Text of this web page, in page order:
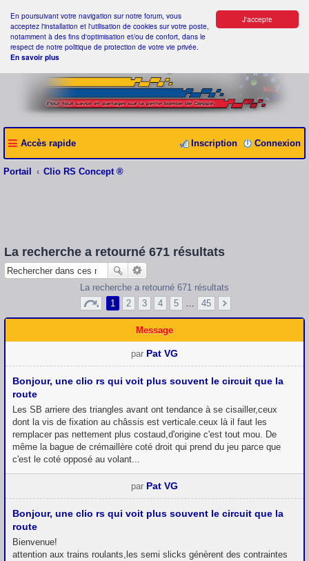
J'accepte
En poursuivant votre navigation sur notre forum, vous
acceptez l'installation et l'utilisation de cookies sur votre poste,
notamment à des fins d'optimisation et/ou de confort, dans le
respect de notre politique de protection de votre vie privée.
En savoir plus
Accès rapide Connexion
Inscription
Portail Clio RS Concept ®
La recherche a retourné 671 résultats
La recherche a retourné 671 résultats
1
2 3 4 5 … 45
Message
par Pat VG
Bonjour, une clio rs qui voit plus souvent le circuit que la
route
Les SB arriere des triangles avant ont tendance à se cisailler,ceux
dont la vis de fixation au châssis est verticale.ceux là il faut les
remplacer pas nettement plus costaud,d'origine c'est tout mou. De
même la bague de crémaillère coté droit qui prend du jeu parce que
c'est le coté opposé au volant...
par Pat VG
Bonjour, une clio rs qui voit plus souvent le circuit que la
route
Bienvenue!
attention aux trains roulants,les semi slicks génèrent des contraintes